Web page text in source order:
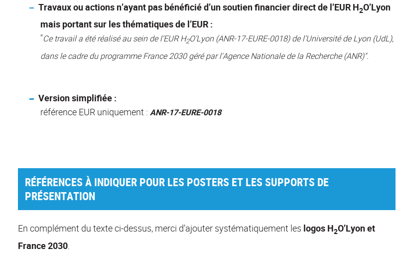
Travaux ou actions n’ayant pas bénéficié d’un soutien financier direct de l’EUR H2O’Lyon
mais portant sur les thématiques de l’EUR :
"Ce travail a été réalisé au sein de l’EUR H2O’Lyon (ANR-17-EURE-0018) de l’Université de Lyon (UdL),
dans le cadre du programme France 2030 géré par l'Agence Nationale de la Recherche (ANR)".
Version simplifiée :
référence EUR uniquement : ANR-17-EURE-0018
RÉFÉRENCES À INDIQUER POUR LES POSTERS ET LES SUPPORTS DE
PRÉSENTATION
En complément du texte ci-dessus, merci d’ajouter systématiquement les logos H2O’Lyon et
France 2030